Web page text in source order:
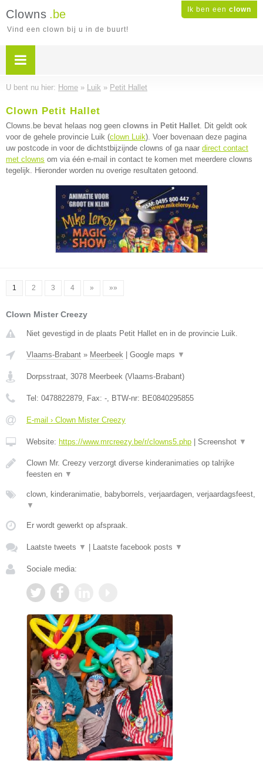
Ik ben een clown
Clowns .be
Vind een clown bij u in de buurt!
U bent nu hier: Home » Luik » Petit Hallet
Clown Petit Hallet
Clowns.be bevat helaas nog geen clowns in Petit Hallet. Dit geldt ook
voor de gehele provincie Luik (clown Luik). Voer bovenaan deze pagina
uw postcode in voor de dichtstbijzijnde clowns of ga naar direct contact
met clowns om via één e-mail in contact te komen met meerdere clowns
tegelijk. Hieronder worden nu overige resultaten getoond.
1 2 3 4 » »»
Clown Mister Creezy
Niet gevestigd in de plaats Petit Hallet en in de provincie Luik.
Vlaams-Brabant » Meerbeek Google maps ▼
Dorpsstraat, 3078 Meerbeek (Vlaams-Brabant)
Tel: 0478822879, Fax: -, BTW-nr: BE0840295855
E-mail › Clown Mister Creezy
Website: https://www.mrcreezy.be/r/clowns5.php Screenshot ▼
Clown Mr. Creezy verzorgt diverse kinderanimaties op talrijke
feesten en ▼
clown, kinderanimatie, babyborrels, verjaardagen, verjaardagsfeest,
▼
Er wordt gewerkt op afspraak.
Laatste tweets ▼ Laatste facebook posts ▼
Sociale media: